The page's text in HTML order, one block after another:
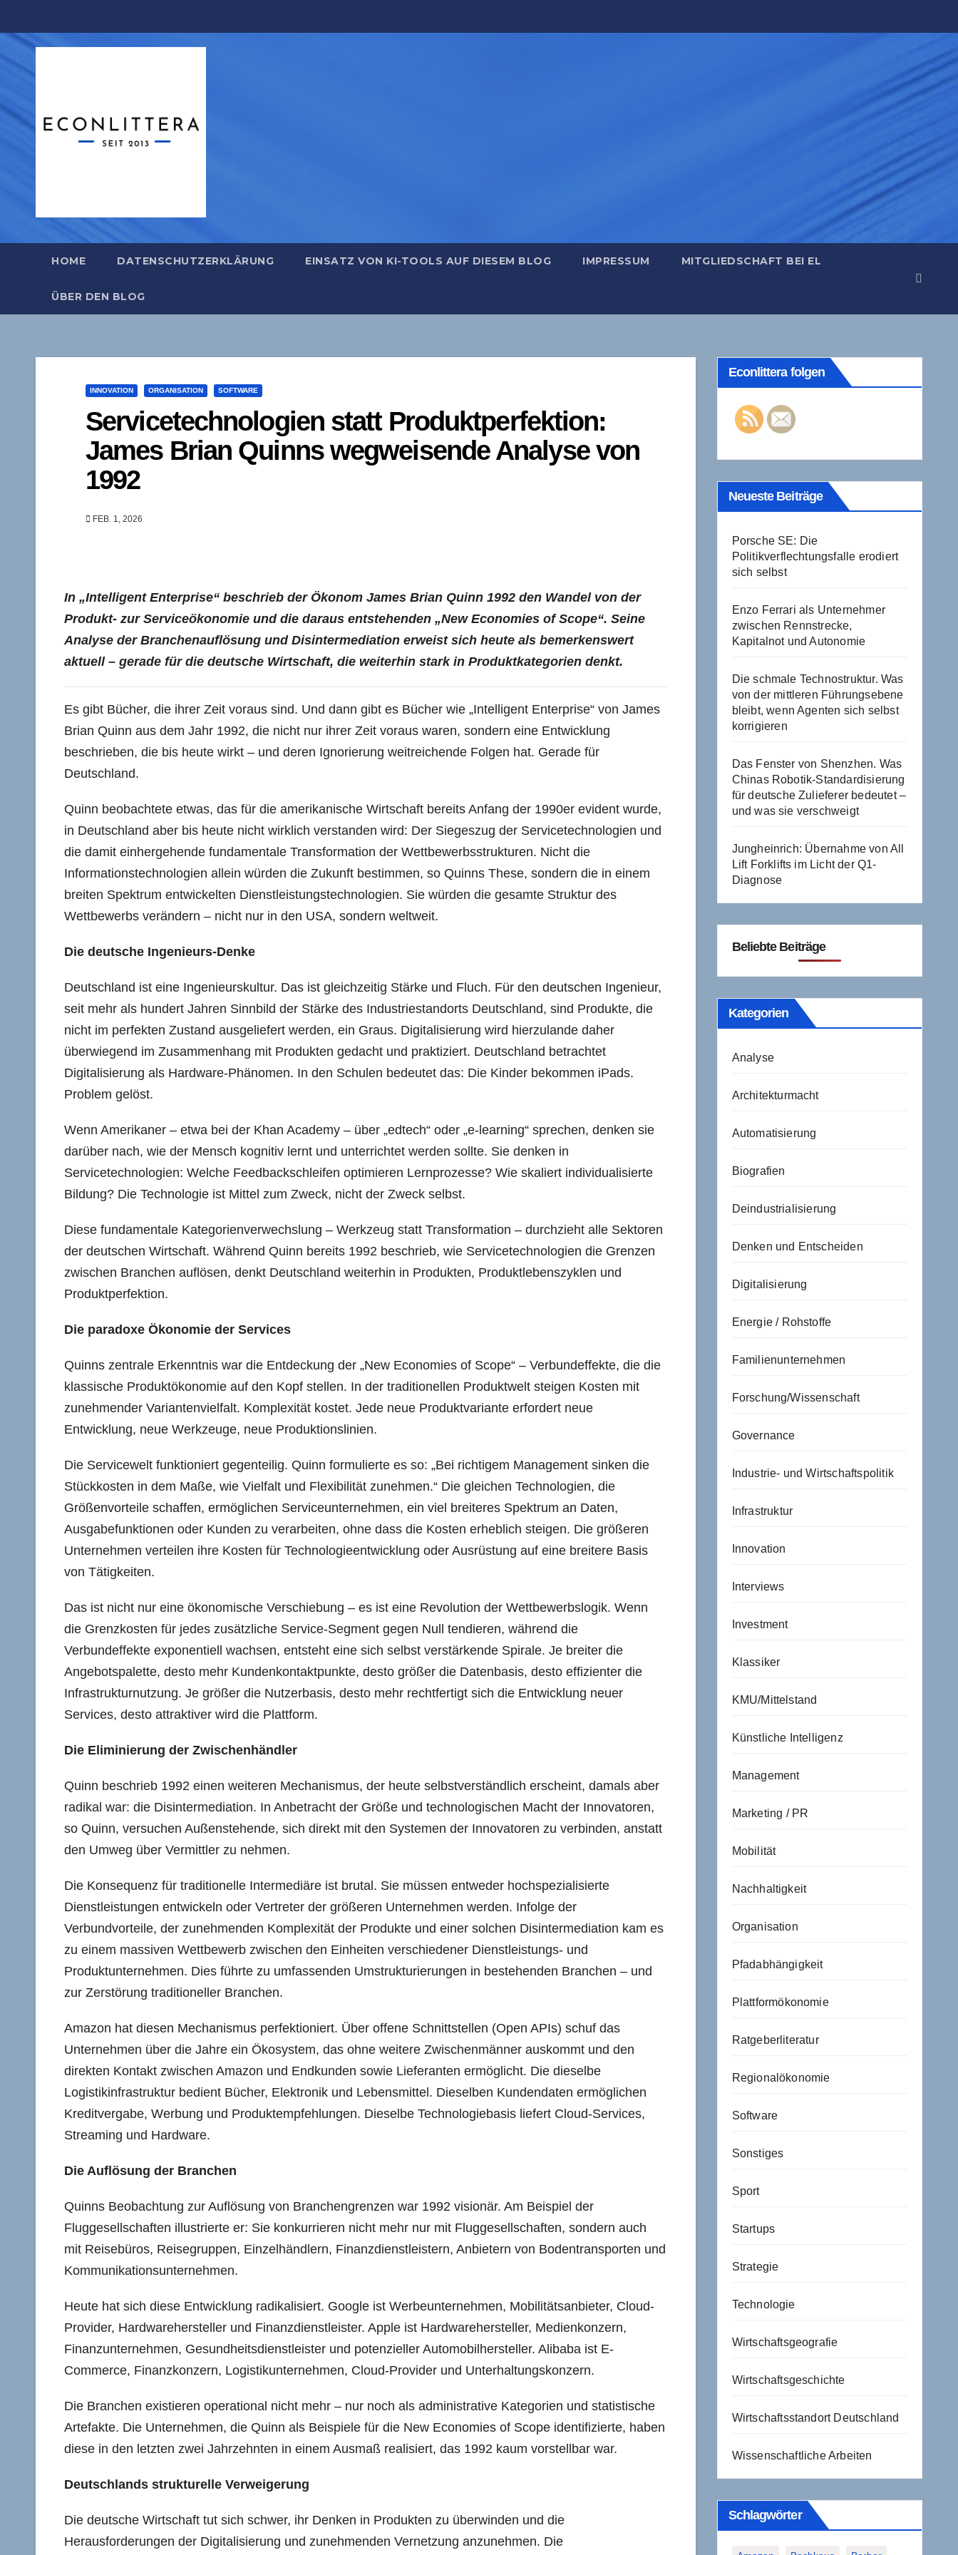
Inhalt
springen
HOME DATENSCHUTZERKLÄRUNG EINSATZ VON KI-TOOLS AUF DIESEM BLOG IMPRESSUM MITGLIEDSCHAFT BEI EL
ÜBER DEN BLOG
INNOVATION ORGANISATION SOFTWARE
Servicetechnologien statt Produktperfektion:
James Brian Quinns wegweisende Analyse von
1992
FEB. 1, 2026
In „Intelligent Enterprise“ beschrieb der Ökonom James Brian Quinn 1992 den Wandel von der
Produkt- zur Serviceökonomie und die daraus entstehenden „New Economies of Scope“. Seine
Analyse der Branchenauflösung und Disintermediation erweist sich heute als bemerkenswert
aktuell – gerade für die deutsche Wirtschaft, die weiterhin stark in Produktkategorien denkt.
Es gibt Bücher, die ihrer Zeit voraus sind. Und dann gibt es Bücher wie „Intelligent Enterprise“ von James
Brian Quinn aus dem Jahr 1992, die nicht nur ihrer Zeit voraus waren, sondern eine Entwicklung
beschrieben, die bis heute wirkt – und deren Ignorierung weitreichende Folgen hat. Gerade für
Deutschland.
Quinn beobachtete etwas, das für die amerikanische Wirtschaft bereits Anfang der 1990er evident wurde,
in Deutschland aber bis heute nicht wirklich verstanden wird: Der Siegeszug der Servicetechnologien und
die damit einhergehende fundamentale Transformation der Wettbewerbsstrukturen. Nicht die
Informationstechnologien allein würden die Zukunft bestimmen, so Quinns These, sondern die in einem
breiten Spektrum entwickelten Dienstleistungstechnologien. Sie würden die gesamte Struktur des
Wettbewerbs verändern – nicht nur in den USA, sondern weltweit.
Die deutsche Ingenieurs-Denke
Deutschland ist eine Ingenieurskultur. Das ist gleichzeitig Stärke und Fluch. Für den deutschen Ingenieur,
seit mehr als hundert Jahren Sinnbild der Stärke des Industriestandorts Deutschland, sind Produkte, die
nicht im perfekten Zustand ausgeliefert werden, ein Graus. Digitalisierung wird hierzulande daher
überwiegend im Zusammenhang mit Produkten gedacht und praktiziert. Deutschland betrachtet
Digitalisierung als Hardware-Phänomen. In den Schulen bedeutet das: Die Kinder bekommen iPads.
Problem gelöst.
Wenn Amerikaner – etwa bei der Khan Academy – über „edtech“ oder „e-learning“ sprechen, denken sie
darüber nach, wie der Mensch kognitiv lernt und unterrichtet werden sollte. Sie denken in
Servicetechnologien: Welche Feedbackschleifen optimieren Lernprozesse? Wie skaliert individualisierte
Bildung? Die Technologie ist Mittel zum Zweck, nicht der Zweck selbst.
Diese fundamentale Kategorienverwechslung – Werkzeug statt Transformation – durchzieht alle Sektoren
der deutschen Wirtschaft. Während Quinn bereits 1992 beschrieb, wie Servicetechnologien die Grenzen
zwischen Branchen auflösen, denkt Deutschland weiterhin in Produkten, Produktlebenszyklen und
Produktperfektion.
Die paradoxe Ökonomie der Services
Quinns zentrale Erkenntnis war die Entdeckung der „New Economies of Scope“ – Verbundeffekte, die die
klassische Produktökonomie auf den Kopf stellen. In der traditionellen Produktwelt steigen Kosten mit
zunehmender Variantenvielfalt. Komplexität kostet. Jede neue Produktvariante erfordert neue
Entwicklung, neue Werkzeuge, neue Produktionslinien.
Die Servicewelt funktioniert gegenteilig. Quinn formulierte es so: „Bei richtigem Management sinken die
Stückkosten in dem Maße, wie Vielfalt und Flexibilität zunehmen.“ Die gleichen Technologien, die
Größenvorteile schaffen, ermöglichen Serviceunternehmen, ein viel breiteres Spektrum an Daten,
Ausgabefunktionen oder Kunden zu verarbeiten, ohne dass die Kosten erheblich steigen. Die größeren
Unternehmen verteilen ihre Kosten für Technologieentwicklung oder Ausrüstung auf eine breitere Basis
von Tätigkeiten.
Das ist nicht nur eine ökonomische Verschiebung – es ist eine Revolution der Wettbewerbslogik. Wenn
die Grenzkosten für jedes zusätzliche Service-Segment gegen Null tendieren, während die
Verbundeffekte exponentiell wachsen, entsteht eine sich selbst verstärkende Spirale. Je breiter die
Angebotspalette, desto mehr Kundenkontaktpunkte, desto größer die Datenbasis, desto effizienter die
Infrastrukturnutzung. Je größer die Nutzerbasis, desto mehr rechtfertigt sich die Entwicklung neuer
Services, desto attraktiver wird die Plattform.
Die Eliminierung der Zwischenhändler
Quinn beschrieb 1992 einen weiteren Mechanismus, der heute selbstverständlich erscheint, damals aber
radikal war: die Disintermediation. In Anbetracht der Größe und technologischen Macht der Innovatoren,
so Quinn, versuchen Außenstehende, sich direkt mit den Systemen der Innovatoren zu verbinden, anstatt
den Umweg über Vermittler zu nehmen.
Die Konsequenz für traditionelle Intermediäre ist brutal. Sie müssen entweder hochspezialisierte
Dienstleistungen entwickeln oder Vertreter der größeren Unternehmen werden. Infolge der
Verbundvorteile, der zunehmenden Komplexität der Produkte und einer solchen Disintermediation kam es
zu einem massiven Wettbewerb zwischen den Einheiten verschiedener Dienstleistungs- und
Produktunternehmen. Dies führte zu umfassenden Umstrukturierungen in bestehenden Branchen – und
zur Zerstörung traditioneller Branchen.
Amazon hat diesen Mechanismus perfektioniert. Über offene Schnittstellen (Open APIs) schuf das
Unternehmen über die Jahre ein Ökosystem, das ohne weitere Zwischenmänner auskommt und den
direkten Kontakt zwischen Amazon und Endkunden sowie Lieferanten ermöglicht. Die dieselbe
Logistikinfrastruktur bedient Bücher, Elektronik und Lebensmittel. Dieselben Kundendaten ermöglichen
Kreditvergabe, Werbung und Produktempfehlungen. Dieselbe Technologiebasis liefert Cloud-Services,
Streaming und Hardware.
Die Auflösung der Branchen
Quinns Beobachtung zur Auflösung von Branchengrenzen war 1992 visionär. Am Beispiel der
Fluggesellschaften illustrierte er: Sie konkurrieren nicht mehr nur mit Fluggesellschaften, sondern auch
mit Reisebüros, Reisegruppen, Einzelhändlern, Finanzdienstleistern, Anbietern von Bodentransporten und
Kommunikationsunternehmen.
Heute hat sich diese Entwicklung radikalisiert. Google ist Werbeunternehmen, Mobilitätsanbieter, Cloud-
Provider, Hardwarehersteller und Finanzdienstleister. Apple ist Hardwarehersteller, Medienkonzern,
Finanzunternehmen, Gesundheitsdienstleister und potenzieller Automobilhersteller. Alibaba ist E-
Commerce, Finanzkonzern, Logistikunternehmen, Cloud-Provider und Unterhaltungskonzern.
Die Branchen existieren operational nicht mehr – nur noch als administrative Kategorien und statistische
Artefakte. Die Unternehmen, die Quinn als Beispiele für die New Economies of Scope identifizierte, haben
diese in den letzten zwei Jahrzehnten in einem Ausmaß realisiert, das 1992 kaum vorstellbar war.
Deutschlands strukturelle Verweigerung
Die deutsche Wirtschaft tut sich schwer, ihr Denken in Produkten zu überwinden und die
Herausforderungen der Digitalisierung und zunehmenden Vernetzung anzunehmen. Die
Econlittera folgen
Neueste Beiträge
Porsche SE: Die
Politikverflechtungsfalle erodiert
sich selbst
Enzo Ferrari als Unternehmer
zwischen Rennstrecke,
Kapitalnot und Autonomie
Die schmale Technostruktur. Was
von der mittleren Führungsebene
bleibt, wenn Agenten sich selbst
korrigieren
Das Fenster von Shenzhen. Was
Chinas Robotik-Standardisierung
für deutsche Zulieferer bedeutet –
und was sie verschweigt
Jungheinrich: Übernahme von All
Lift Forklifts im Licht der Q1-
Diagnose
Beliebte Beiträge
Kategorien
Analyse
Architekturmacht
Automatisierung
Biografien
Deindustrialisierung
Denken und Entscheiden
Digitalisierung
Energie / Rohstoffe
Familienunternehmen
Forschung/Wissenschaft
Governance
Industrie- und Wirtschaftspolitik
Infrastruktur
Innovation
Interviews
Investment
Klassiker
KMU/Mittelstand
Künstliche Intelligenz
Management
Marketing / PR
Mobilität
Nachhaltigkeit
Organisation
Pfadabhängigkeit
Plattformökonomie
Ratgeberliteratur
Regionalökonomie
Software
Sonstiges
Sport
Startups
Strategie
Technologie
Wirtschaftsgeografie
Wirtschaftsgeschichte
Wirtschaftsstandort Deutschland
Wissenschaftliche Arbeiten
Schlagwörter